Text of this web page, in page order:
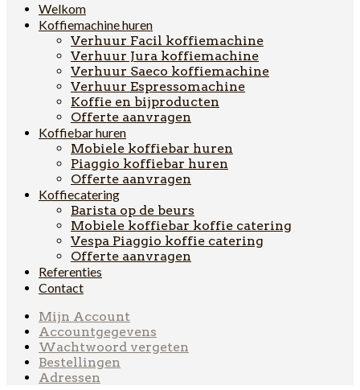
Welkom
Koffiemachine huren
Verhuur Facil koffiemachine
Verhuur Jura koffiemachine
Verhuur Saeco koffiemachine
Verhuur Espressomachine
Koffie en bijproducten
Offerte aanvragen
Koffiebar huren
Mobiele koffiebar huren
Piaggio koffiebar huren
Offerte aanvragen
Koffiecatering
Barista op de beurs
Mobiele koffiebar koffie catering
Vespa Piaggio koffie catering
Offerte aanvragen
Referenties
Contact
Mijn Account
Accountgegevens
Wachtwoord vergeten
Bestellingen
Adressen